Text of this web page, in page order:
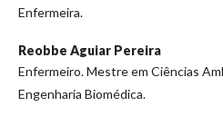
Enfermeira.
Reobbe Aguiar Pereira
Enfermeiro. Mestre em Ciências
Engenharia Biomédica.